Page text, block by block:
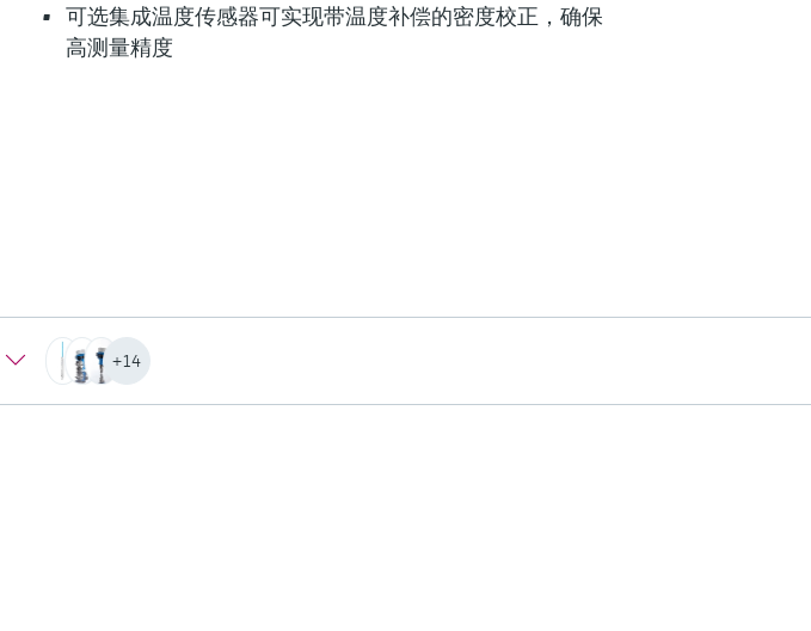
可选集成温度传感器可实现带温度补偿的密度校正，确保
高测量精度
+14